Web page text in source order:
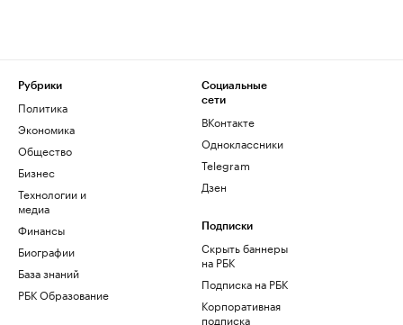
Рубрики
Политика
Экономика
Общество
Бизнес
Технологии и
медиа
Финансы
Биографии
База знаний
РБК Образование
Социальные
сети
ВКонтакте
Одноклассники
Telegram
Дзен
Подписки
Скрыть баннеры
на РБК
Подписка на РБК
Корпоративная
подписка